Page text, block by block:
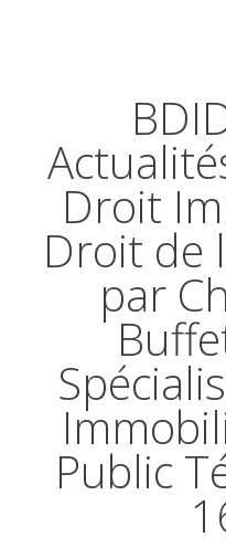
Droit
Droit de
par
Public